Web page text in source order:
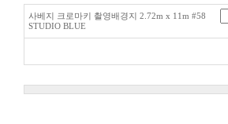
사베지 크로마키 촬영배경지 2.72m x 11m #58
STUDIO BLUE